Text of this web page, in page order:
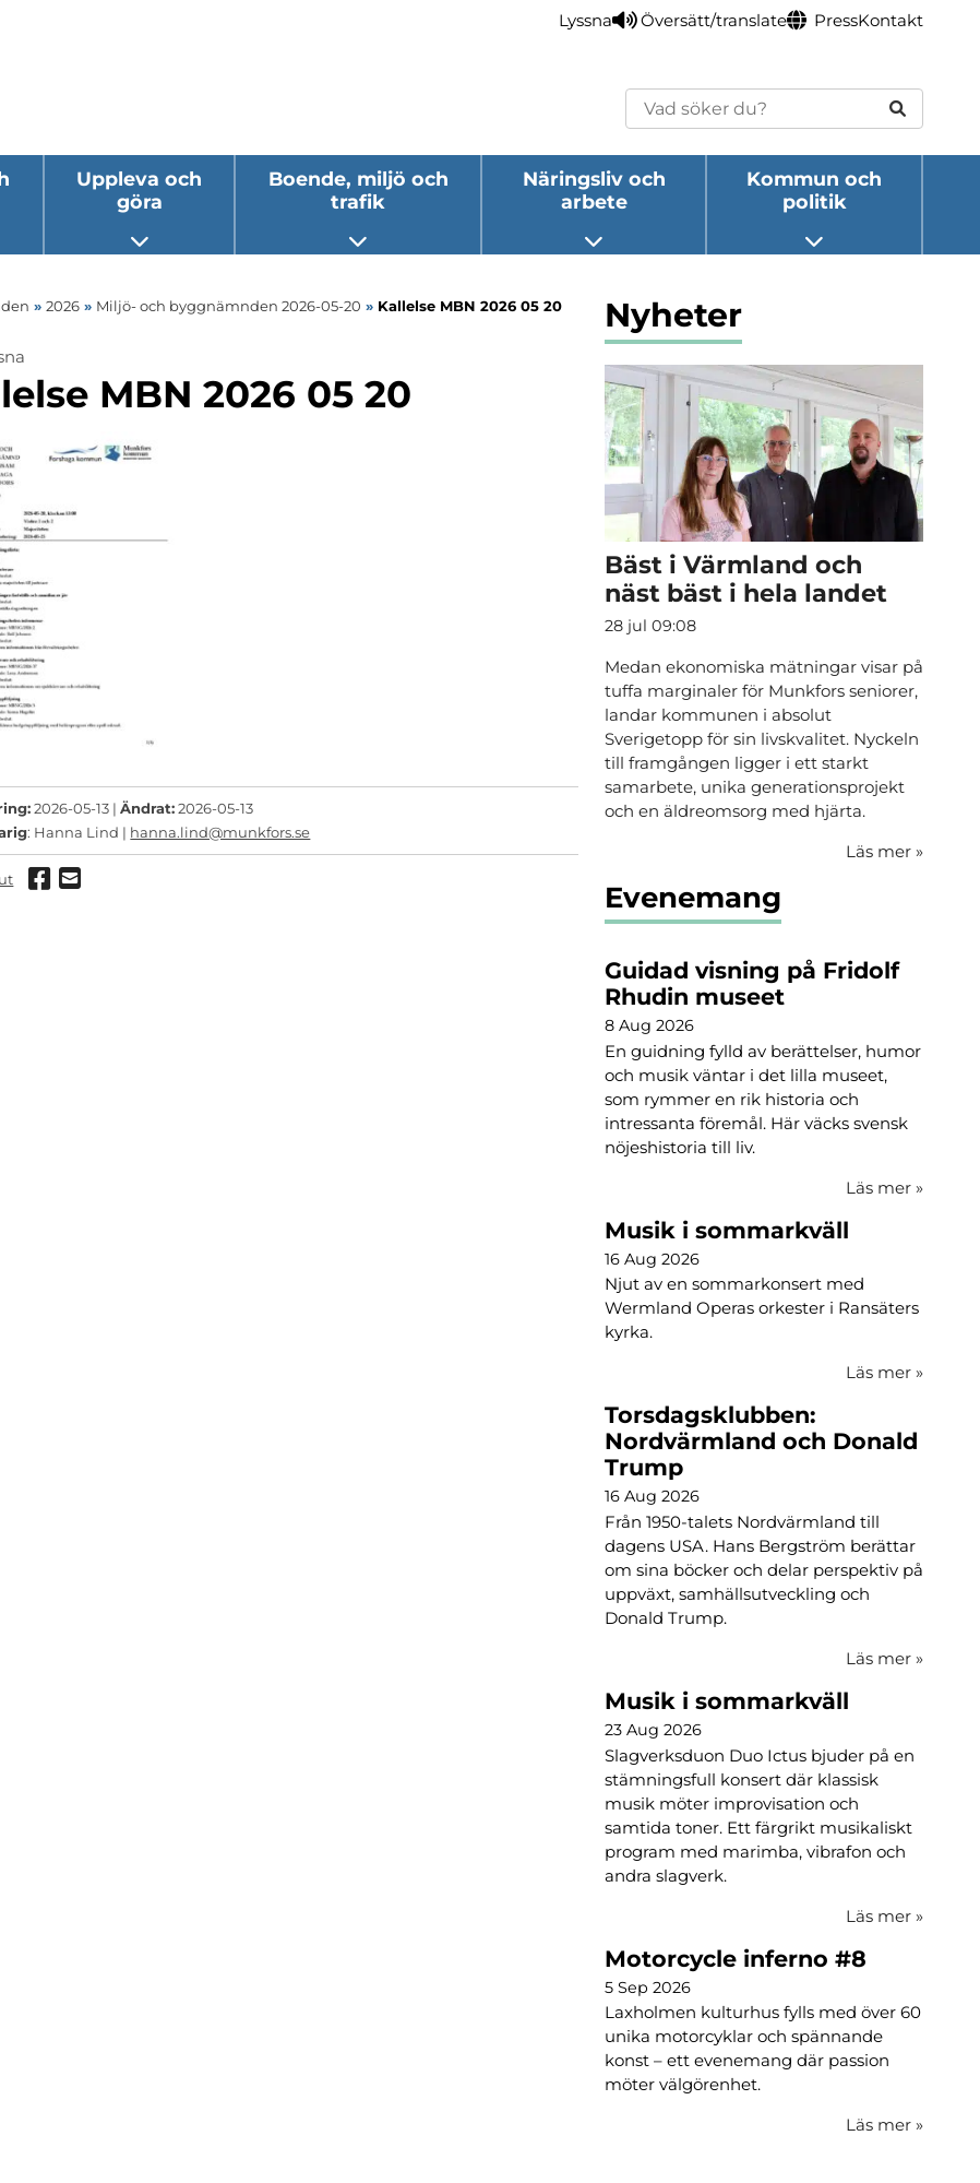
Lyssna Översätt/translate PressKontakt
Sök
undermeny
Uppleva och
göra
Öppna undermeny
Boende, miljö och
trafik
Öppna undermeny
Näringsliv och
arbete
Öppna undermeny
Kommun och
politik
Öppna undermeny
» 2026 » Miljö- och byggnämnden 2026-05-20 » Kallelse MBN 2026 05 20
MBN 2026 05 20
2026-05-13 |Ändrat:2026-05-13
: Hanna Lind | hanna.lind@munkfors.se
Dela via Facebook
Dela via mail
Nyheter
Bäst i Värmland och
näst bäst i hela landet
28 jul 09:08
Medan ekonomiska mätningar visar på
tuffa marginaler för Munkfors seniorer,
landar kommunen i absolut
Sverigetopp för sin livskvalitet. Nyckeln
till framgången ligger i ett starkt
samarbete, unika generationsprojekt
och en äldreomsorg med hjärta.
Läs mer »
Evenemang
Guidad visning på Fridolf
Rhudin museet
8 Aug 2026
En guidning fylld av berättelser, humor
och musik väntar i det lilla museet,
som rymmer en rik historia och
intressanta föremål. Här väcks svensk
nöjeshistoria till liv.
Läs mer »
Musik i sommarkväll
16 Aug 2026
Njut av en sommarkonsert med
Wermland Operas orkester i Ransäters
kyrka.
Läs mer »
Torsdagsklubben:
Nordvärmland och Donald
Trump
16 Aug 2026
Från 1950-talets Nordvärmland till
dagens USA. Hans Bergström berättar
om sina böcker och delar perspektiv på
uppväxt, samhällsutveckling och
Donald Trump.
Läs mer »
Musik i sommarkväll
23 Aug 2026
Slagverksduon Duo Ictus bjuder på en
stämningsfull konsert där klassisk
musik möter improvisation och
samtida toner. Ett färgrikt musikaliskt
program med marimba, vibrafon och
andra slagverk.
Läs mer »
Motorcycle inferno #8
5 Sep 2026
Laxholmen kulturhus fylls med över 60
unika motorcyklar och spännande
konst – ett evenemang där passion
möter välgörenhet.
Läs mer »